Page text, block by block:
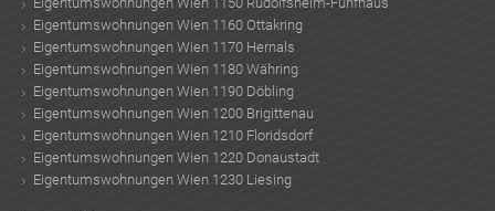
Eigentumswohnungen Wien 1160 Ottakring
Eigentumswohnungen Wien 1170 Hernals
Eigentumswohnungen Wien 1180 Währing
Eigentumswohnungen Wien 1190 Döbling
Eigentumswohnungen Wien 1200 Brigittenau
Eigentumswohnungen Wien 1210 Floridsdorf
Eigentumswohnungen Wien 1220 Donaustadt
Eigentumswohnungen Wien 1230 Liesing